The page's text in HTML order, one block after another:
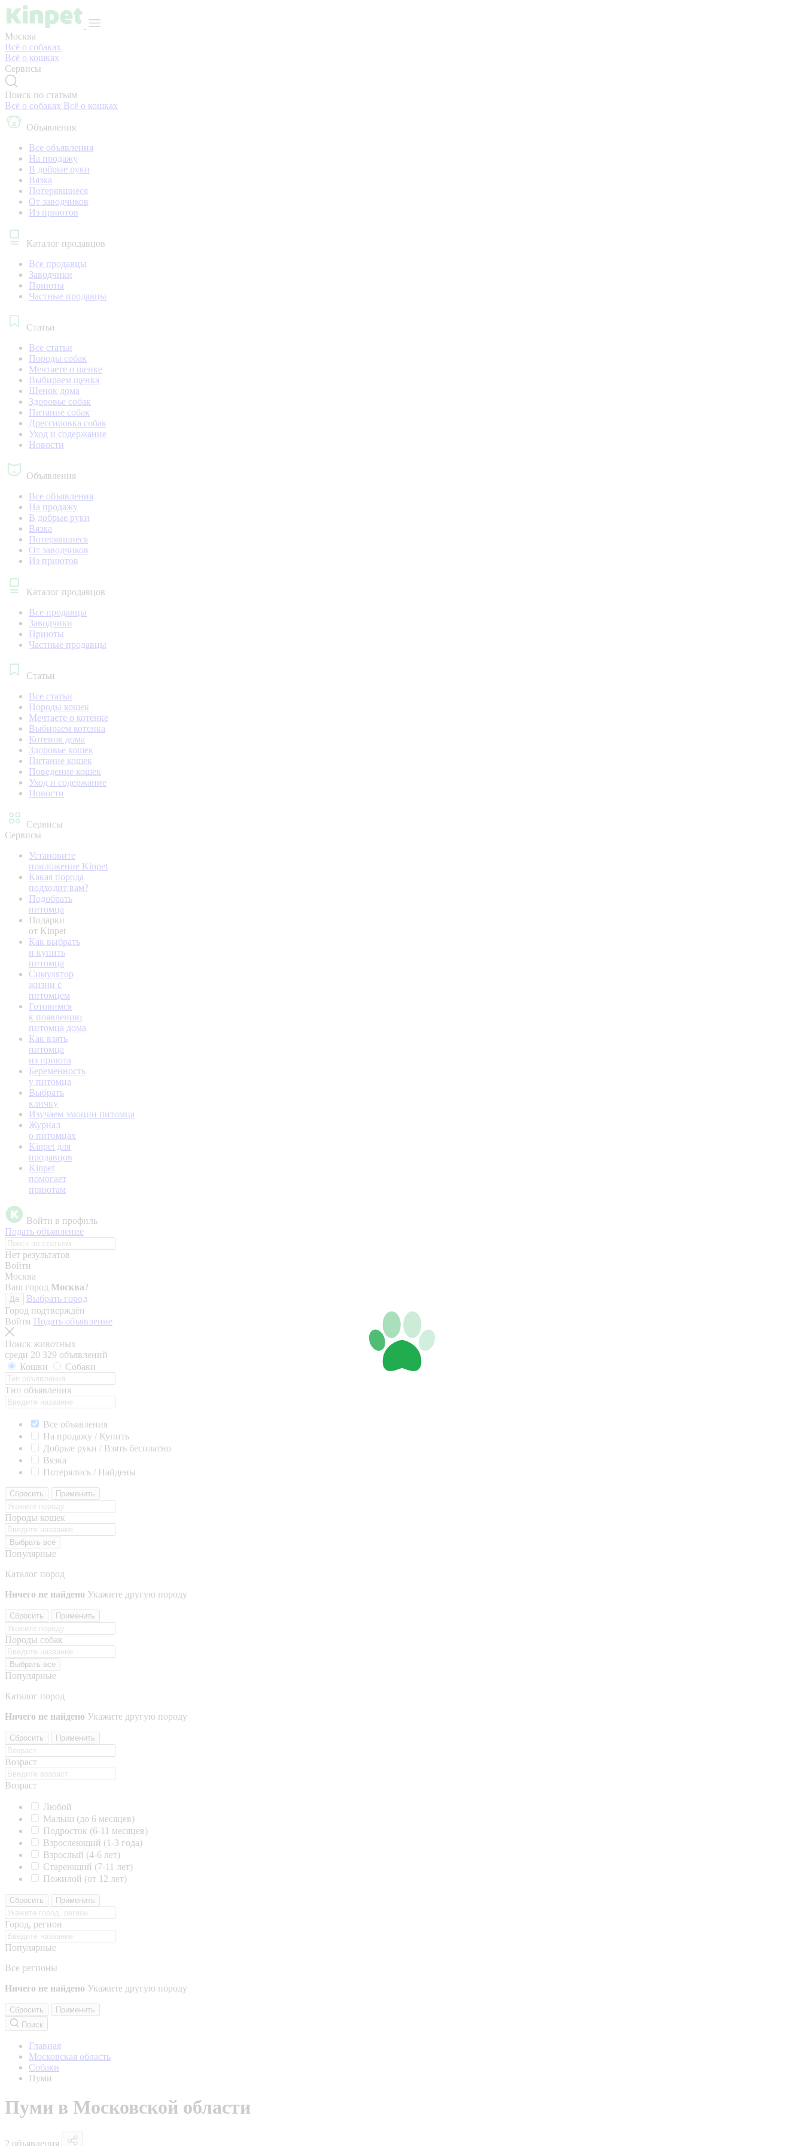
Москва
Всё о собаках
Всё о кошках
Сервисы
Поиск по статьям
Всё о собаках Всё о кошках
Объявления
Все объявления
На продажу
В добрые руки
Вязка
Потерявшиеся
От заводчиков
Из приютов
Каталог продавцов
Все продавцы
Заводчики
Приюты
Частные продавцы
Статьи
Все статьи
Породы собак
Мечтаете о щенке
Выбираем щенка
Щенок дома
Здоровье собак
Питание собак
Дрессировка собак
Уход и содержание
Новости
Объявления
Все объявления
На продажу
В добрые руки
Вязка
Потерявшиеся
От заводчиков
Из приютов
Каталог продавцов
Все продавцы
Заводчики
Приюты
Частные продавцы
Статьи
Все статьи
Породы кошек
Мечтаете о котенке
Выбираем котенка
Котенок дома
Здоровье кошек
Питание кошек
Поведение кошек
Уход и содержание
Новости
Сервисы
Сервисы
Установите
приложение Kinpet
Какая порода
подходит вам?
Подобрать
питомца
Подарки
от Kinpet
Как выбрать
и купить
питомца
Симулятор
жизни с
питомцем
Готовимся
к появлению
питомца дома
Как взять
питомца
из приюта
Беременность
у питомца
Выбрать
кличку
Изучаем эмоции питомца
Журнал
о питомцах
Kinpet для
продавцов
Kinpet
помогает
приютам
Войти в профиль
Подать объявление
Нет результатов
Войти
Москва
Ваш город Москва?
Да
Выбрать город
Город подтверждён
Войти Подать объявление
Поиск животных
среди 20 329 объявлений
Кошки
Собаки
Тип объявления
Все объявления
На продажу / Купить
Добрые руки / Взять бесплатно
Вязка
Потерялись / Найдены
Сбросить Применить
Породы кошек
Выбрать все
Популярные
Каталог пород
Ничего не найдено Укажите другую породу
Сбросить Применить
Породы собак
Выбрать все
Популярные
Каталог пород
Ничего не найдено Укажите другую породу
Сбросить Применить
Возраст
Возраст
Любой
Малыш (до 6 месяцев)
Подросток (6-11 месяцев)
Взрослеющий (1-3 года)
Взрослый (4-6 лет)
Стареющий (7-11 лет)
Пожилой (от 12 лет)
Сбросить Применить
Город, регион
Популярные
Все регионы
Ничего не найдено Укажите другую породу
Сбросить
Применить
Поиск
Главная
Московская область
Собаки
Пуми
Пуми в Московской области
2 объявления